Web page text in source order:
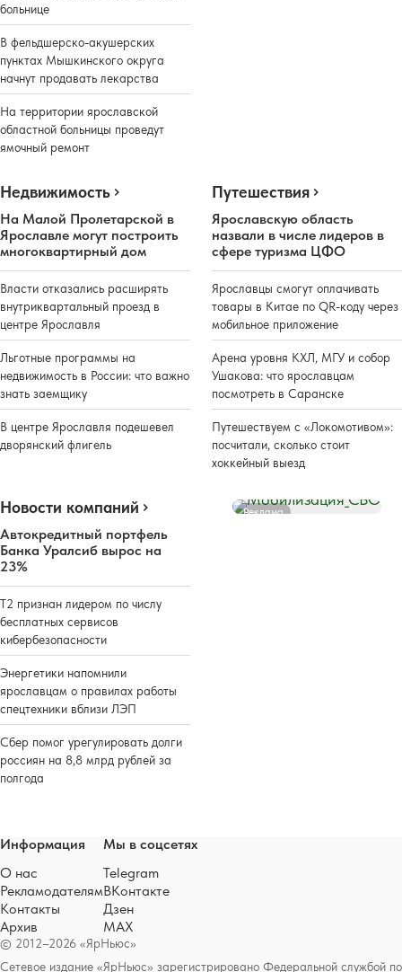
больнице
В фельдшерско-акушерских
пунктах Мышкинского округа
начнут продавать лекарства
На территории ярославской
областной больницы проведут
ямочный ремонт
Недвижимость
На Малой Пролетарской в
Ярославле могут построить
многоквартирный дом
Власти отказались расширять
внутриквартальный проезд в
центре Ярославля
Льготные программы на
недвижимость в России: что важно
знать заемщику
В центре Ярославля подешевел
дворянский флигель
Путешествия
Ярославскую область
назвали в числе лидеров в
сфере туризма ЦФО
Ярославцы смогут оплачивать
товары в Китае по QR-коду через
мобильное приложение
Арена уровня КХЛ, МГУ и собор
Ушакова: что ярославцам
посмотреть в Саранске
Путешествуем с «Локомотивом»:
посчитали, сколько стоит
хоккейный выезд
Новости компаний
Автокредитный портфель
Банка Уралсиб вырос на
23%
Т2 признан лидером по числу
бесплатных сервисов
кибербезопасности
Энергетики напомнили
ярославцам о правилах работы
спецтехники вблизи ЛЭП
Сбер помог урегулировать долги
россиян на 8,8 млрд рублей за
полгода
Реклама
© 2012–2026 «ЯрНьюс»
Сетевое издание «ЯрНьюс» зарегистрировано Федеральной службой по
Информация
О нас
Рекламодателям
Контакты
Архив
Мы в соцсетях
Telegram
ВКонтакте
Дзен
MAX